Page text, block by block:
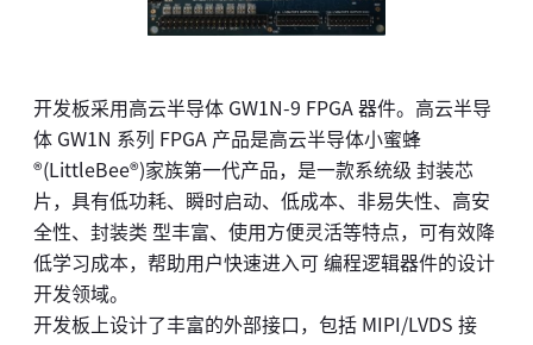
开发板采用高云半导体 GW1N-9 FPGA 器件。高云半导
体 GW1N 系列 FPGA 产品是高云半导体小蜜蜂
®(LittleBee®)家族第一代产品，是一款系统级 封装芯
片，具有低功耗、瞬时启动、低成本、非易失性、高安
全性、封装类 型丰富、使用方便灵活等特点，可有效降
低学习成本，帮助用户快速进入可 编程逻辑器件的设计
开发领域。
开发板上设计了丰富的外部接口，包括 MIPI/LVDS 接